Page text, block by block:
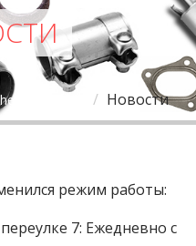
Новости
режим работы:
7: Ежедневно с